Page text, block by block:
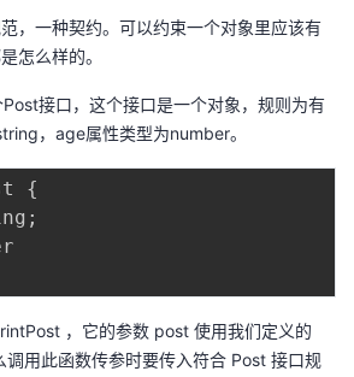
，一种契约。可以约束一个对象里应该有
怎么样的。
接口，这个接口是一个对象，规则为有
，age属性类型为number。
{
，它的参数 post 使用我们定义的
调用此函数传参时要传入符合 Post 接口规